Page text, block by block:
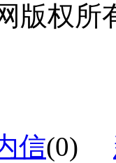
版权
信(0)